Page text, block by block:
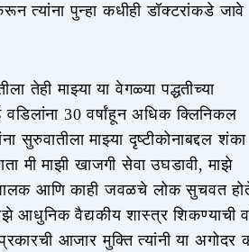
त्यांना पुन्हा कधीही डॉक्टरांकडे जावे
तेही माझ्या या वेगळ्या पद्धतीच्या
वडिलांना 30 वर्षांहून अधिक क्लिनिकल
माझ्या दृष्टीकोनाबद्दल शंका
मी माझी खाजगी सेवा उघडावी, माझे
आणि काही जवळचे लोक सुचवत
आधुनिक वैद्यकीय शास्त्र शिकण्याची
आजार मुक्ति त्यांनी या अगोदर